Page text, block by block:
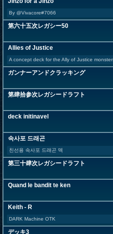
By @Vivacore#7066
第六十五次レガシー50
Allies of Justice
A concept deck for the Ally of Justice
ガンナーアンドクラッキング
第肆拾参次レガシードラフト
deck initinavel
속사포 드래곤
친선용 속사포 드래곤 덱
第三十肆次レガシードラフト
Quand le bandit te ken
Keith - R
DARK Machine OTK
デッキ3